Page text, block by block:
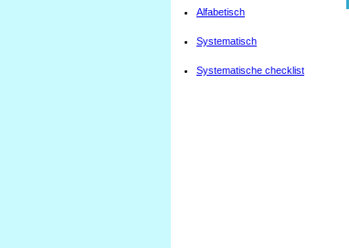
Alfabetisch
Systematisch
Systematische checklist